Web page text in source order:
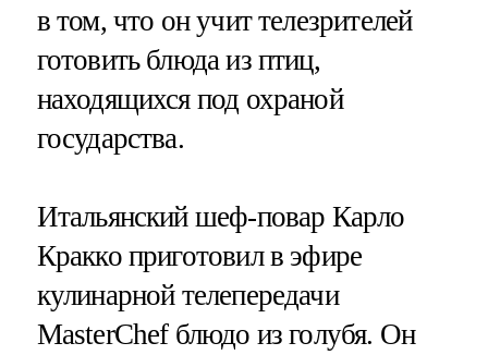
в том, что он учит телезрителей
готовить блюда из птиц,
находящихся под охраной
государства.
Итальянский шеф-повар Карло
Кракко приготовил в эфире
кулинарной телепередачи
MasterСhef блюдо из голубя. Он